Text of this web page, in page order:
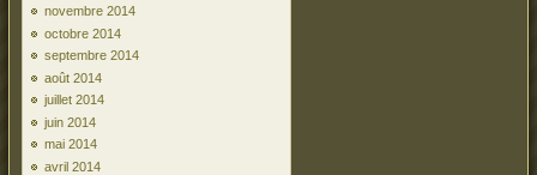
novembre 2014
octobre 2014
septembre 2014
août 2014
juillet 2014
juin 2014
mai 2014
avril 2014